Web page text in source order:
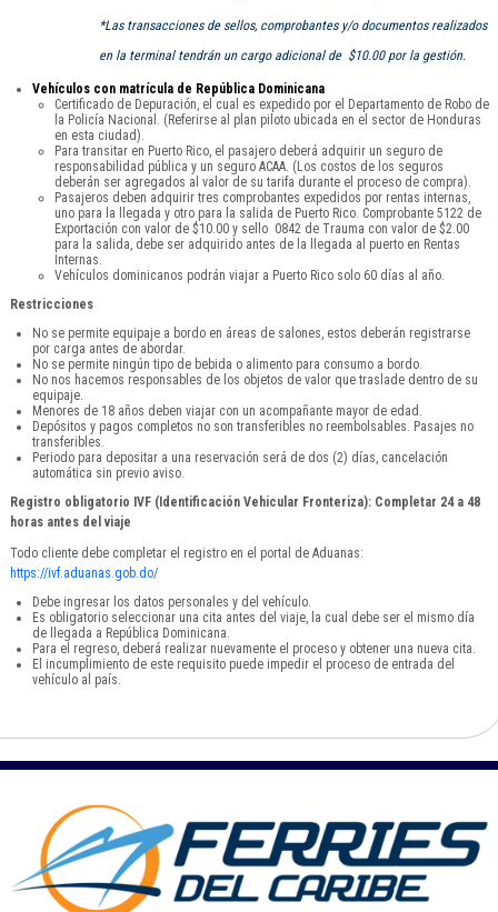
*Las transacciones de sellos, comprobantes y/o documentos realizados
en la terminal tendrán un cargo adicional de $10.00 por la gestión.
Vehículos con matrícula de República Dominicana
Certificado de Depuración, el cual es expedido por el Departamento de Robo de
la Policía Nacional. (Referirse al plan piloto ubicada en el sector de Honduras
en esta ciudad).
Para transitar en Puerto Rico, el pasajero deberá adquirir un seguro de
responsabilidad pública y un seguro ACAA. (Los costos de los seguros
deberán ser agregados al valor de su tarifa durante el proceso de compra).
Pasajeros deben adquirir tres comprobantes expedidos por rentas internas,
uno para la llegada y otro para la salida de Puerto Rico. Comprobante 5122 de
Exportación con valor de $10.00 y sello 0842 de Trauma con valor de $2.00
para la salida, debe ser adquirido antes de la llegada al puerto en Rentas
Internas.
Vehículos dominicanos podrán viajar a Puerto Rico solo 60 días al año.
Restricciones
No se permite equipaje a bordo en áreas de salones, estos deberán registrarse
por carga antes de abordar.
No se permite ningún tipo de bebida o alimento para consumo a bordo.
No nos hacemos responsables de los objetos de valor que traslade dentro de su
equipaje.
Menores de 18 años deben viajar con un acompañante mayor de edad.
Depósitos y pagos completos no son transferibles no reembolsables. Pasajes no
transferibles.
Periodo para depositar a una reservación será de dos (2) días, cancelación
automática sin previo aviso.
Registro obligatorio IVF (Identificación Vehicular Fronteriza): Completar 24 a 48
horas antes del viaje
Todo cliente debe completar el registro en el portal de Aduanas:
https://ivf.aduanas.gob.do/
Debe ingresar los datos personales y del vehículo.
Es obligatorio seleccionar una cita antes del viaje, la cual debe ser el mismo día
de llegada a República Dominicana.
Para el regreso, deberá realizar nuevamente el proceso y obtener una nueva cita.
El incumplimiento de este requisito puede impedir el proceso de entrada del
vehículo al país.